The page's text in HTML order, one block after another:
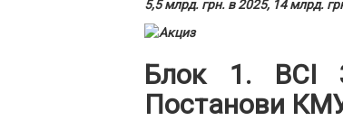
5,5 млрд. грн. в 2025, 14 млрд.
Блок 1. ВСІ
Постанови